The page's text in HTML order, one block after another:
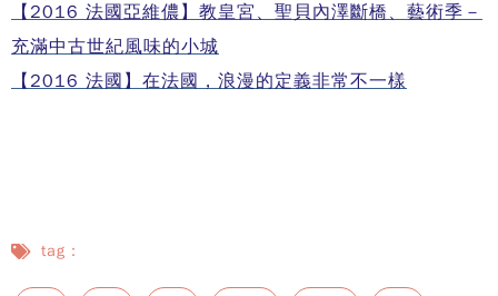
【2016 法國亞維儂】教皇宮、聖貝內澤斷橋、藝術季－
充滿中古世紀風味的小城
【2016 法國】在法國，浪漫的定義非常不一樣
tag：